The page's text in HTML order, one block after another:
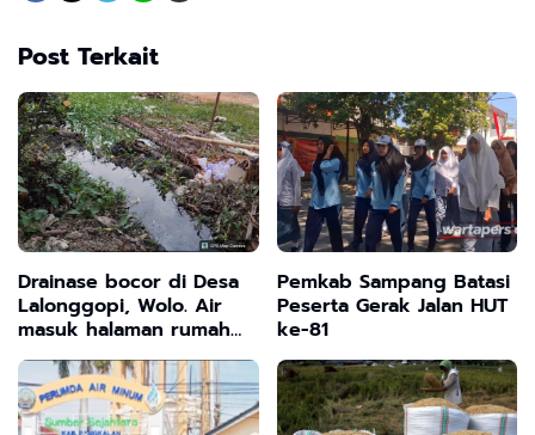
Post Terkait
Drainase bocor di Desa
Lalonggopi, Wolo. Air
masuk halaman rumah
warga, Pemda diminta
segera turun tangan
Pemkab Sampang Batasi
Peserta Gerak Jalan HUT
ke-81